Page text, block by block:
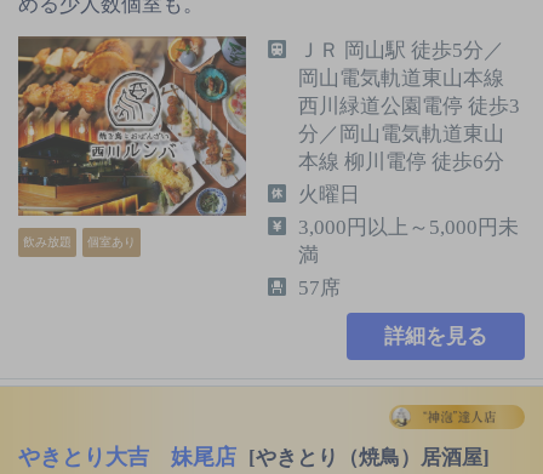
飲み放題 個室あり
ＪＲ 岡山駅 徒歩5分／
岡山電気軌道東山本線
西川緑道公園電停 徒歩3
分／岡山電気軌道東山
本線 柳川電停 徒歩6分
火曜日
3,000円以上～5,000円未
満
57席
詳細を見る
やきとり大吉 妹尾店 [やきとり（焼鳥）居酒屋]